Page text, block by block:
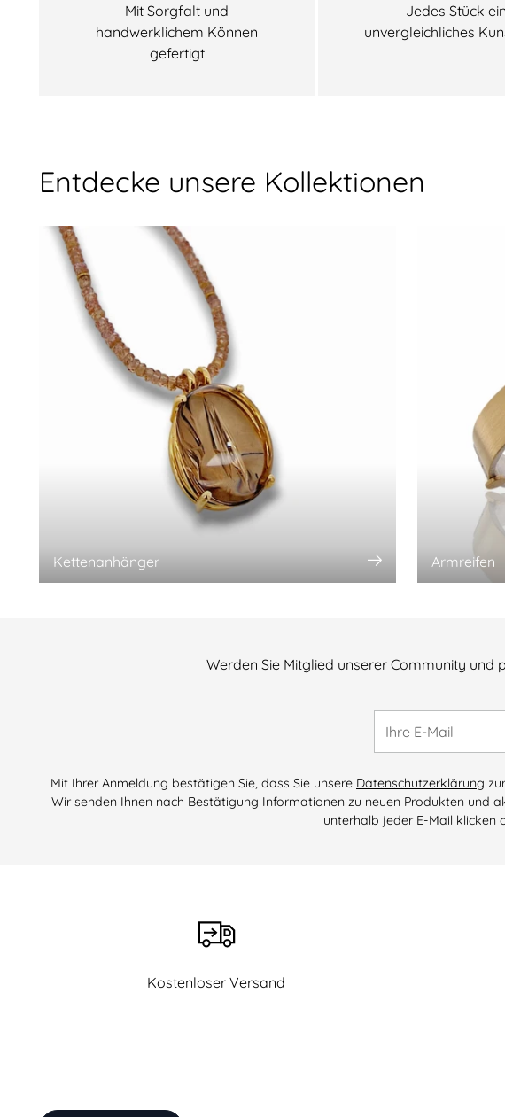
Mit Sorgfalt und
handwerklichem Können
gefertigt
Jedes Stück ein
unvergleichliches
Entdecke unsere Kollektionen
Kettenanhänger Armreifen
Werden Sie Mitglied unserer Community und
Mit Ihrer Anmeldung bestätigen Sie, dass Sie unsere Datenschutzerklärung
Wir senden Ihnen nach Bestätigung Informationen zu neuen Produkten und
unterhalb jeder E-Mail klicken
Kostenloser Versand